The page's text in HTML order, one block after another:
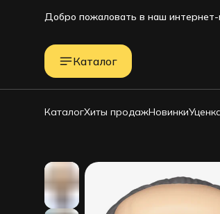
Добро пожаловать в наш интернет-
Каталог
КаталогХиты продажНовинки